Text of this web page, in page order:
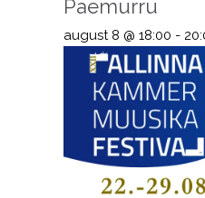
Paemurru
august 8 @ 18:00 -